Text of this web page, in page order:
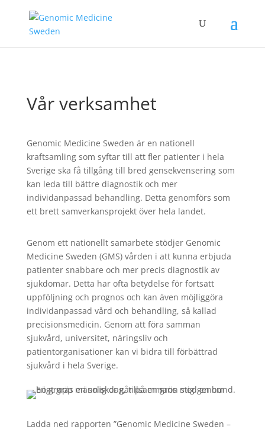
Vår verksamhet
Genomic Medicine Sweden är en nationell
kraftsamling som syftar till att fler patienter i hela
Sverige ska få tillgång till bred gensekvensering som
kan leda till bättre diagnostik och mer
individanpassad behandling. Detta genomförs som
ett brett samverkansprojekt över hela landet.
Genom ett nationellt samarbete stödjer Genomic
Medicine Sweden (GMS) vården i att kunna erbjuda
patienter snabbare och mer precis diagnostik av
sjukdomar. Detta har ofta betydelse för fortsatt
uppföljning och prognos och kan även möjliggöra
individanpassad vård och behandling, så kallad
precisionsmedicin. Genom att föra samman
sjukvård, universitet, näringsliv och
patientorganisationer kan vi bidra till förbättrad
sjukvård i hela Sverige.
Ladda ned rapporten ”Genomic Medicine Sweden –